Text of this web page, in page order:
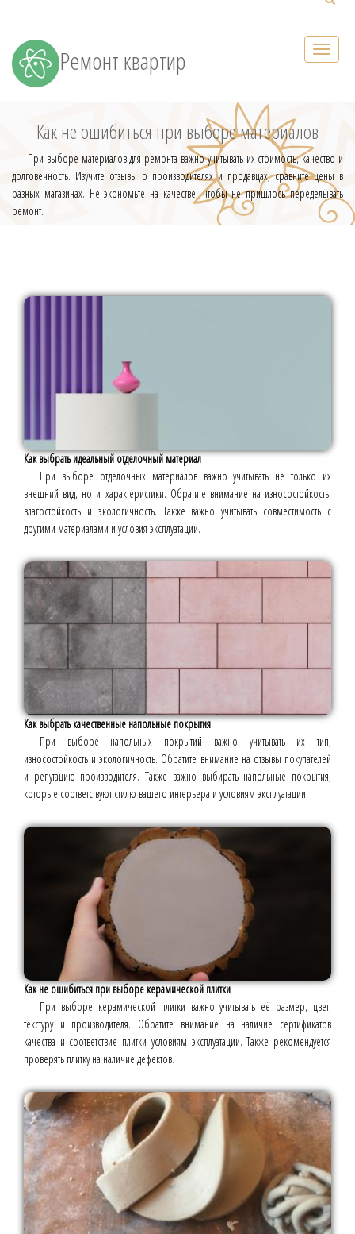
Ремонт квартир
Как не ошибиться при выборе материалов
При выборе материалов для ремонта важно учитывать их стоимость, качество и
долговечность. Изучите отзывы о производителях и продавцах, сравните цены в
разных магазинах. Не экономьте на качестве, чтобы не пришлось переделывать
ремонт.
Как выбрать идеальный отделочный материал
При выборе отделочных материалов важно учитывать не только их
внешний вид, но и характеристики. Обратите внимание на износостойкость,
влагостойкость и экологичность. Также важно учитывать совместимость с
другими материалами и условия эксплуатации.
Как выбрать качественные напольные покрытия
При выборе напольных покрытий важно учитывать их тип,
износостойкость и экологичность. Обратите внимание на отзывы покупателей
и репутацию производителя. Также важно выбирать напольные покрытия,
которые соответствуют стилю вашего интерьера и условиям эксплуатации.
Как не ошибиться при выборе керамической плитки
При выборе керамической плитки важно учитывать её размер, цвет,
текстуру и производителя. Обратите внимание на наличие сертификатов
качества и соответствие плитки условиям эксплуатации. Также рекомендуется
проверять плитку на наличие дефектов.